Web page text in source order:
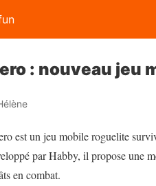
: nouveau jeu
est un jeu mobile roguelite
par Habby, il propose une
en combat.